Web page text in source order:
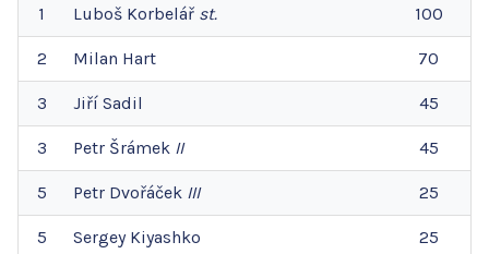
1 Luboš Korbelář st. 100
2 Milan Hart 70
3 Jiří Sadil 45
3 Petr Šrámek II 45
5 Petr Dvořáček III 25
5 Sergey Kiyashko 25